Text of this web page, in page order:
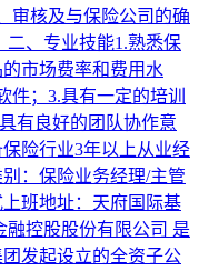
审核及与保险公司的确
二、专业技能1.熟悉保
市场费率和费用水
件；3.具有一定的培训
有良好的团队协作意
险行业3年以上从业经
：保险业务经理/主管
班地址：天府国际基
控股股份有限公司 是
发起设立的全资子公